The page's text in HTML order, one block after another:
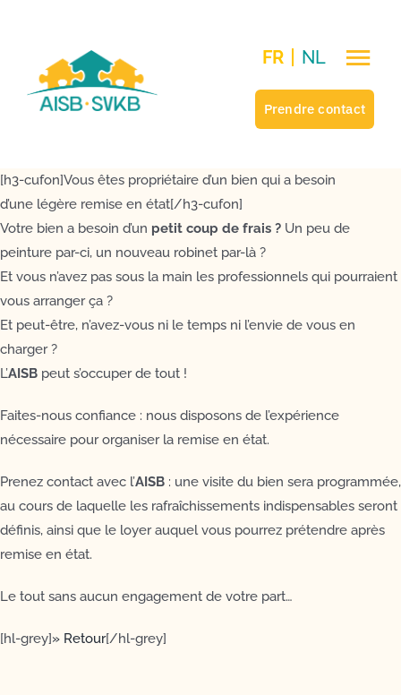
FR NL
Prendre contact
[h3-cufon]Vous êtes propriétaire d’un bien qui a besoin
d’une légère remise en état[/h3-cufon]
Votre bien a besoin d’un petit coup de frais ?Un peu de
peinture par-ci, un nouveau robinet par-là ?
Et vous n’avez pas sous la main les professionnels qui pourraient
vous arranger ça ?
Et peut-être, n’avez-vous ni le temps ni l’envie de vous en
charger ?
L’AISBpeut s’occuper de tout !
Faites-nous confiance : nous disposons de l’expérience
nécessaire pour organiser la remise en état.
Prenez contact avec l’AISB: une visite du bien sera programmée,
au cours de laquelle les rafraîchissements indispensables seront
définis, ainsi que le loyer auquel vous pourrez prétendre après
remise en état.
Le tout sans aucun engagement de votre part…
[hl-grey]» Retour[/hl-grey]